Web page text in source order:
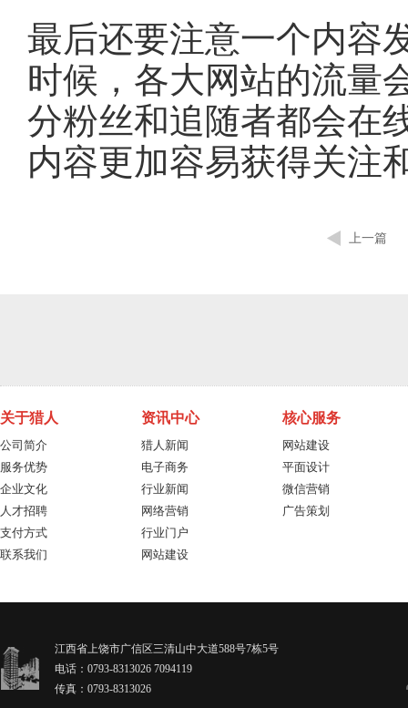
最后还要注意一个内容
时候，各大网站的流量
分粉丝和追随者都会在
内容更加容易获得关注
上一篇
关于猎人
公司简介
服务优势
企业文化
人才招聘
支付方式
联系我们
资讯中心
猎人新闻
电子商务
行业新闻
网络营销
行业门户
网站建设
核心服务
网站建设
平面设计
微信营销
广告策划
江西省上饶市广信区三清山中大道588号7栋5号
电话：0793-8313026 7094119
传真：0793-8313026